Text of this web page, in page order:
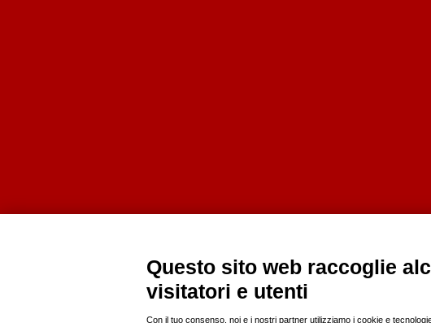
Questo sito web raccoglie
visitatori e utenti
Con il tuo consenso, noi e i nostri partner utilizziamo i cookie e